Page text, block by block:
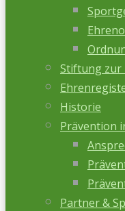
Stiftung zur
Historie
Prävention
Partner &